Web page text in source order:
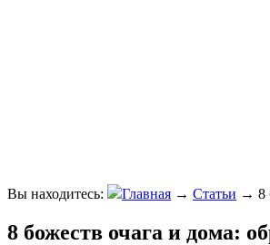
Вы находитесь: Главная → Статьи → 8
8 божеств очага и дома: